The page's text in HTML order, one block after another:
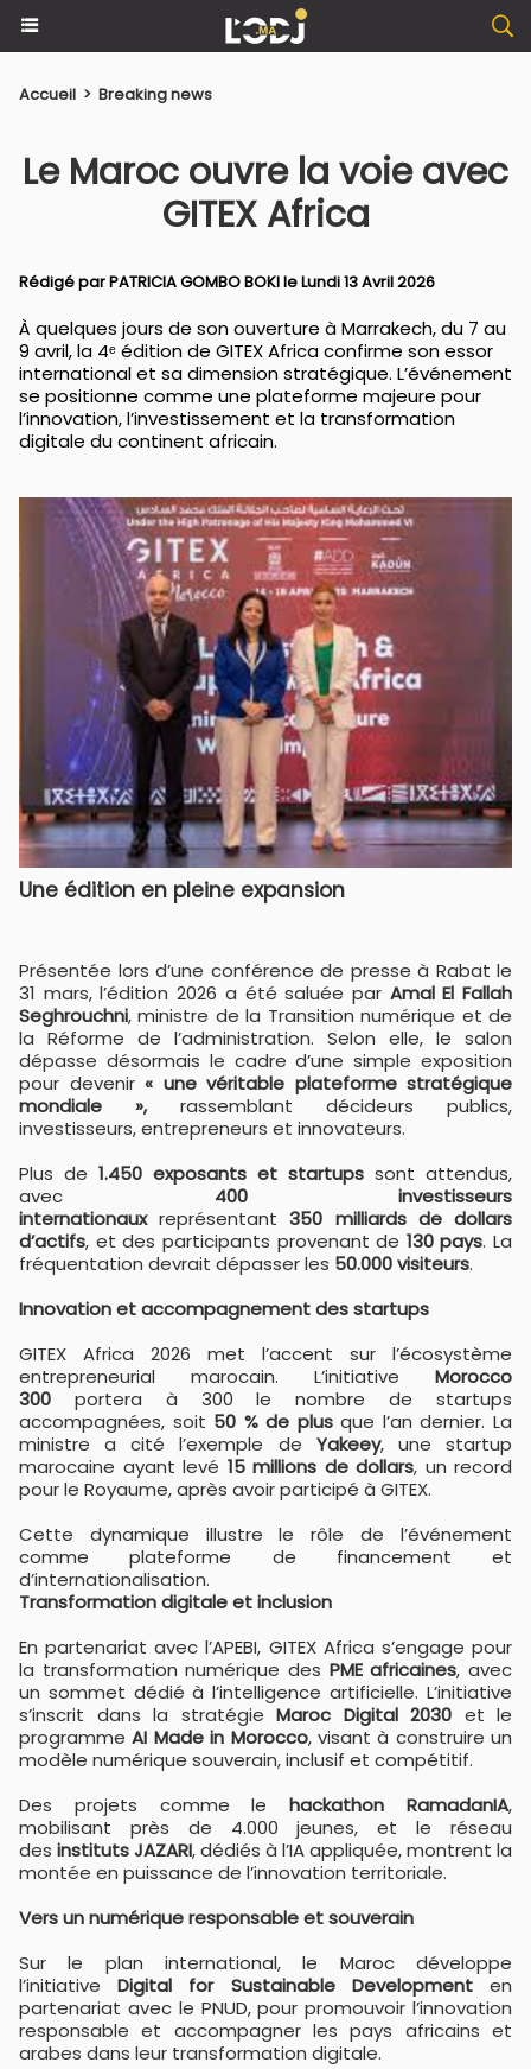
Accueil > Breaking news
Le Maroc ouvre la voie avec
GITEX Africa
Rédigé par PATRICIA GOMBO BOKI le Lundi 13 Avril 2026
À quelques jours de son ouverture à Marrakech, du 7 au
9 avril, la 4ᵉ édition de GITEX Africa confirme son essor
international et sa dimension stratégique. L’événement
se positionne comme une plateforme majeure pour
l’innovation, l’investissement et la transformation
digitale du continent africain.
Une édition en pleine expansion
Présentée lors d’une conférence de presse à Rabat le
31 mars, l’édition 2026 a été saluée par Amal El Fallah
Seghrouchni, ministre de la Transition numérique et de
la Réforme de l’administration. Selon elle, le salon
dépasse désormais le cadre d’une simple exposition
pour devenir « une véritable plateforme stratégique
mondiale »,rassemblant décideurs publics,
investisseurs, entrepreneurs et innovateurs.
Plus de 1.450 exposants et startups sont attendus,
avec 400 investisseurs
internationauxreprésentant350 milliards de dollars
d’actifs, et des participants provenant de 130 pays. La
fréquentation devrait dépasser les 50.000 visiteurs.
Innovation et accompagnement des startups
GITEX Africa 2026 met l’accent sur l’écosystème
entrepreneurial marocain. L’initiative Morocco
300 portera à 300 le nombre de startups
accompagnées, soit 50 % de plusque l’an dernier. La
ministre a cité l’exemple de Yakeey, une startup
marocaine ayant levé 15 millions de dollars, un record
pour le Royaume, après avoir participé à GITEX.
Cette dynamique illustre le rôle de l’événement
comme plateforme de financement et
d’internationalisation.
Transformation digitale et inclusion
En partenariat avec l’APEBI, GITEX Africa s’engage pour
la transformation numérique des PME africaines, avec
un sommet dédié à l’intelligence artificielle. L’initiative
s’inscrit dans la stratégie Maroc Digital 2030 et le
programmeAI Made in Morocco, visant à construire un
modèle numérique souverain, inclusif et compétitif.
Des projets comme lehackathon RamadanIA,
mobilisant près de 4.000 jeunes, et le réseau
des instituts JAZARI, dédiés à l’IA appliquée, montrent la
montée en puissance de l’innovation territoriale.
Vers un numérique responsable et souverain
Sur le plan international, le Maroc développe
l’initiativeDigital for Sustainable Developmenten
partenariat avec le PNUD, pour promouvoir l’innovation
responsable et accompagner les pays africains et
arabes dans leur transformation digitale.